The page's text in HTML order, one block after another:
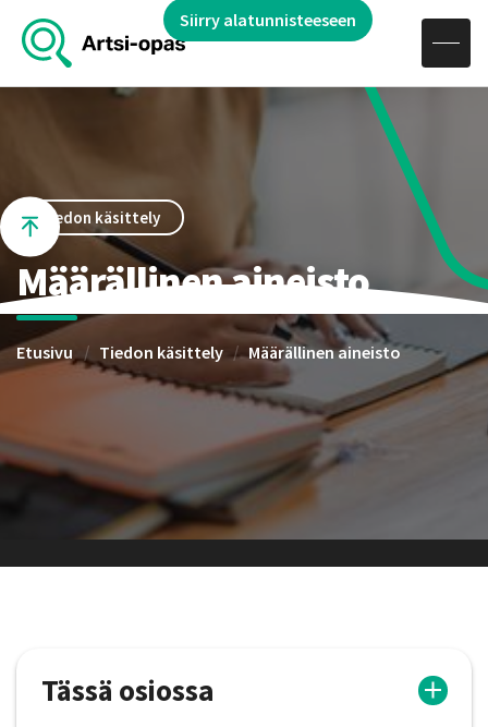
Avaa navigaatio
Siirry sisältöön
Siirry alatunnisteeseen
Tiedon käsittely
Määrällinen aineisto
Etusivu Tiedon käsittely Määrällinen aineisto
Tässä osiossa